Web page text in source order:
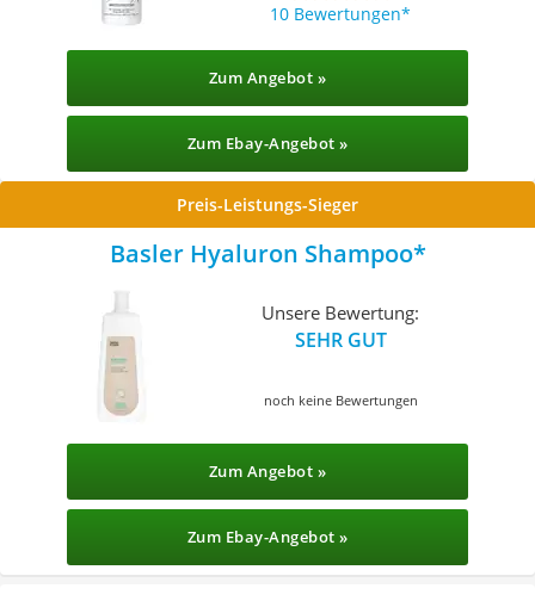
10 Bewertungen
Zum Angebot »
Zum Ebay-Angebot »
Preis-Leistungs-Sieger
Basler Hyaluron Shampoo
Unsere Bewertung:
SEHR GUT
noch keine Bewertungen
Zum Angebot »
Zum Ebay-Angebot »